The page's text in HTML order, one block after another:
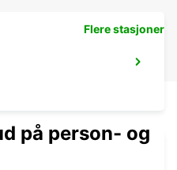
Flere stasjoner
på person- og